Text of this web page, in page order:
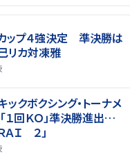
カップ４強決定 準決勝は
リカ対凍雅
ックボクシング・トーナメ
「１回ＫＯ」準決勝進出…
ＡＩ ２」